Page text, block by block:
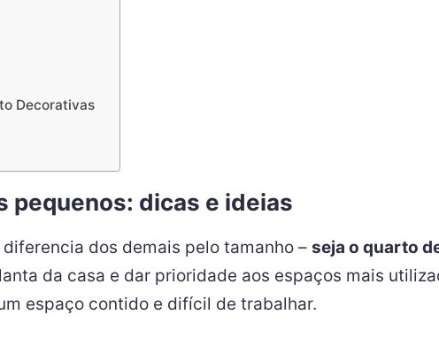
Decorativas
pequenos: dicas e ideias
dos demais pelo tamanho – seja o quarto
da casa e dar prioridade aos espaços mais
espaço contido e difícil de trabalhar.